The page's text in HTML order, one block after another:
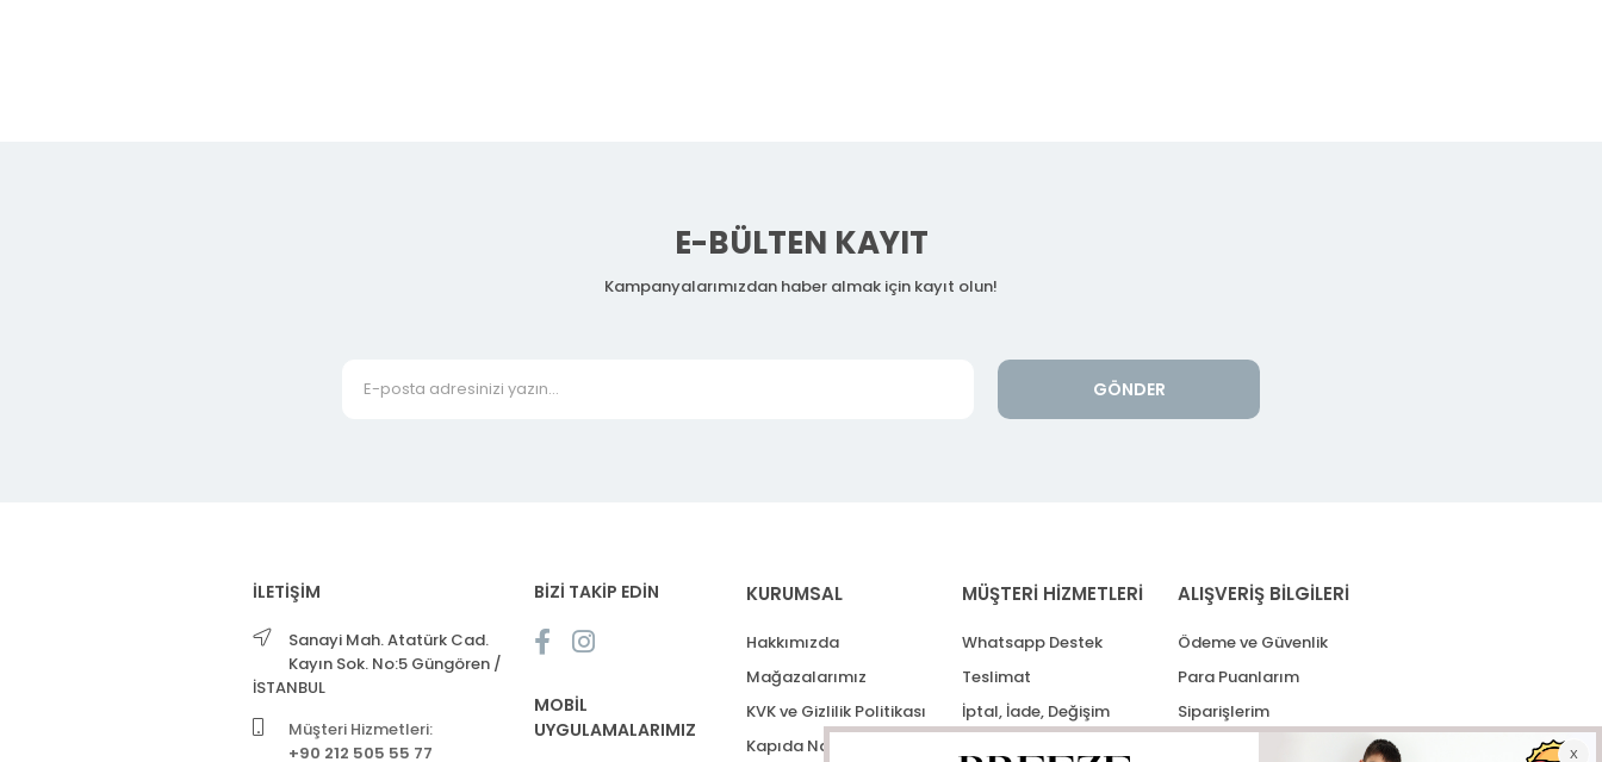
E-BÜLTEN KAYIT
Kampanyalarımızdan haber almak için kayıt olun!
GÖNDER
İLETİŞİM
Sanayi Mah. Atatürk Cad.
Kayın Sok. No:5 Güngören /
İSTANBUL
Müşteri Hizmetleri:
+90 212 505 55 77
BİZİ TAKİP EDİN
MOBİL
UYGULAMALARIMIZ
KURUMSAL
Hakkımızda
Mağazalarımız
KVK ve Gizlilik Politikası
Kapıda Nakit Ödeme
MÜŞTERİ HİZMETLERİ
Whatsapp Destek
Teslimat
İptal, İade, Değişim
ALIŞVERİŞ BİLGİLERİ
Ödeme ve Güvenlik
Para Puanlarım
Siparişlerim